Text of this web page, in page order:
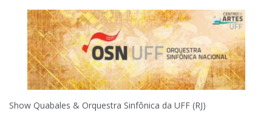
Show Quabales & Orquestra Sinfônica da UFF (RJ)